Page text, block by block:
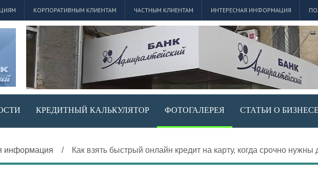
КОРПОРАТИВНЫМ КЛИЕНТАМ ЧАСТНЫМ КЛИЕНТАМ ИНТЕРЕСНАЯ ИНФОРМАЦИЯ
КРЕДИТНЫЙ КАЛЬКУЛЯТОР ФОТОГАЛЕРЕЯ СТАТЬИ О БИЗНЕСЕ
информация / Как взять быстрый онлайн кредит на карту, когда срочно нужны